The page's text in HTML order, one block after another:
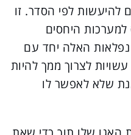
להיעשות לפי הסדר. זו
היחסים
האלה יחד עם
לצרוך ממך להיות
שלא לאפשר לו